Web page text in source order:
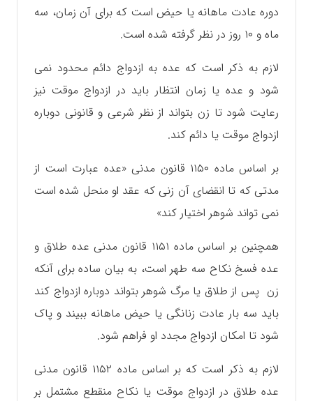
دوره عادت ماهانه یا حیض است که برای آن زمان، سه
ماه و ۱۰ روز در نظر گرفته شده است.
لازم به ذکر است که عده به ازدواج دائم محدود نمی
شود و عده یا زمان انتظار باید در ازدواج موقت نیز
رعایت شود تا زن بتواند از نظر شرعی و قانونی دوباره
ازدواج موقت یا دائم کند.
بر اساس ماده ۱۱۵۰ قانون مدنی «عده عبارت است از
مدتی که تا انقضای آن زنی که عقد او منحل شده است
نمی تواند شوهر اختیار کند»
همچنین بر اساس ماده ۱۱۵۱ قانون مدنی عده طلاق و
عده فسخ نکاح سه طهر است، به بیان ساده برای آنکه
زن پس از طلاق یا مرگ شوهر بتواند دوباره ازدواج کند
باید سه بار عادت زنانگی یا حیض ماهانه ببیند و پاک
شود تا امکان ازدواج مجدد او فراهم شود.
لازم به ذکر است که بر اساس ماده ۱۱۵۲ قانون مدنی
عده طلاق در ازدواج موقت یا نکاح منقطع مشتمل بر